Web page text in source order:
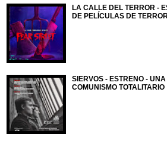
LA CALLE DEL TERROR -
DE PELÍCULAS DE
SIERVOS - ESTRENO -
COMUNISMO TOTALITARIO